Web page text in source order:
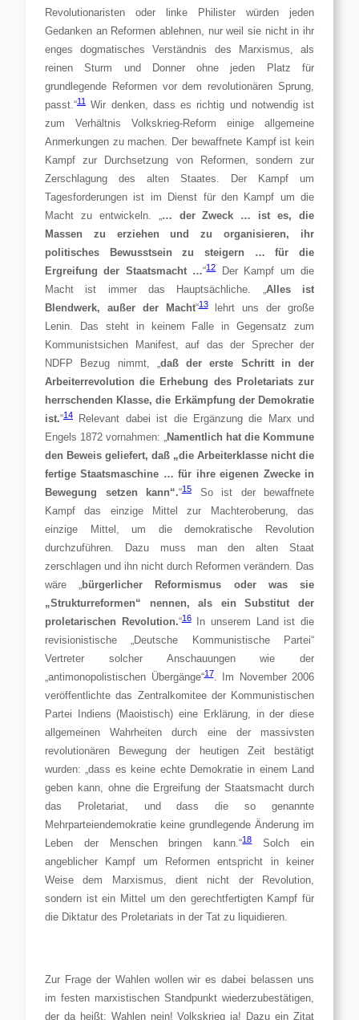
Revolutionaristen oder linke Philister würden jeden
Gedanken an Reformen ablehnen, nur weil sie nicht in ihr
enges dogmatisches Verständnis des Marxismus, als
reinen Sturm und Donner ohne jeden Platz für
grundlegende Reformen vor dem revolutionären Sprung,
passt.“11
Wir denken, dass es richtig und notwendig ist
zum Verhältnis Volkskrieg-Reform einige allgemeine
Anmerkungen zu machen. Der bewaffnete Kampf ist kein
Kampf zur Durchsetzung von Reformen, sondern zur
Zerschlagung des alten Staates. Der Kampf um
Tagesforderungen ist im Dienst für den Kampf um die
Macht zu entwickeln. „… der Zweck … ist es, die
Massen zu erziehen und zu organisieren, ihr
politisches Bewusstsein zu steigern … für die
Ergreifung der Staatsmacht …“12Der Kampf um die
Macht ist immer das Hauptsächliche. „Alles ist
Blendwerk, außer der Macht“13lehrt uns der große
Lenin. Das steht in keinem Falle in Gegensatz zum
Kommunistsichen Manifest, auf das der Sprecher der
NDFP Bezug nimmt, „daß der erste Schritt in der
Arbeiterrevolution die Erhebung des Proletariats zur
herrschenden Klasse, die Erkämpfung der Demokratie
ist.“14
Relevant dabei ist die Ergänzung die Marx und
Engels 1872 vornahmen: „Namentlich hat die Kommune
den Beweis geliefert, daß „die Arbeiterklasse nicht die
fertige Staatsmaschine … für ihre eigenen Zwecke in
Bewegung setzen kann“.“15
So ist der bewaffnete
Kampf das einzige Mittel zur Machteroberung, das
einzige Mittel, um die demokratische Revolution
durchzuführen. Dazu muss man den alten Staat
zerschlagen und ihn nicht durch Reformen verändern. Das
wäre „bürgerlicher Reformismus oder was sie
„Strukturreformen“ nennen, als ein Substitut der
proletarischen Revolution.“16In unserem Land ist die
revisionistische „Deutsche Kommunistische Partei“
Vertreter solcher Anschauungen wie der
„antimonopolistischen Übergänge“17. Im November 2006
veröffentlichte das Zentralkomitee der Kommunistischen
Partei Indiens (Maoistisch) eine Erklärung, in der diese
allgemeinen Wahrheiten durch eine der massivsten
revolutionären Bewegung der heutigen Zeit bestätigt
wurden: „dass es keine echte Demokratie in einem Land
geben kann, ohne die Ergreifung der Staatsmacht durch
das Proletariat, und dass die so genannte
Mehrparteiendemokratie keine grundlegende Änderung im
Leben der Menschen bringen kann.“18Solch ein
angeblicher Kampf um Reformen entspricht in keiner
Weise dem Marxismus, dient nicht der Revolution,
sondern ist ein Mittel um den gerechtfertigten Kampf für
die Diktatur des Proletariats in der Tat zu liquidieren.
Zur Frage der Wahlen wollen wir es dabei belassen uns
im festen marxistischen Standpunkt wiederzubestätigen,
der da heißt: Wahlen nein! Volkskrieg ja! Dazu ein Zitat